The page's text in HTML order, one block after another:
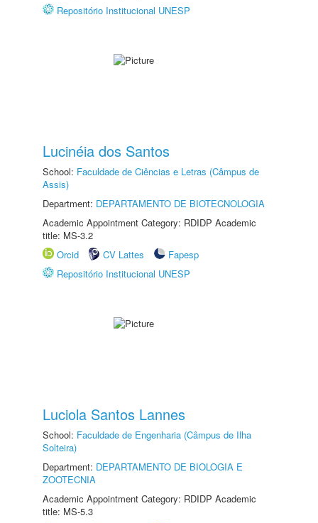
Repositório Institucional UNESP
Lucinéia dos Santos
School: Faculdade de Ciências e Letras (Câmpus de
Assis)
Department: DEPARTAMENTO DE BIOTECNOLOGIA
Academic Appointment Category: RDIDP Academic
title: MS-3.2
Orcid
CV Lattes
Fapesp
Repositório Institucional UNESP
Luciola Santos Lannes
School: Faculdade de Engenharia (Câmpus de Ilha
Solteira)
Department: DEPARTAMENTO DE BIOLOGIA E
ZOOTECNIA
Academic Appointment Category: RDIDP Academic
title: MS-5.3